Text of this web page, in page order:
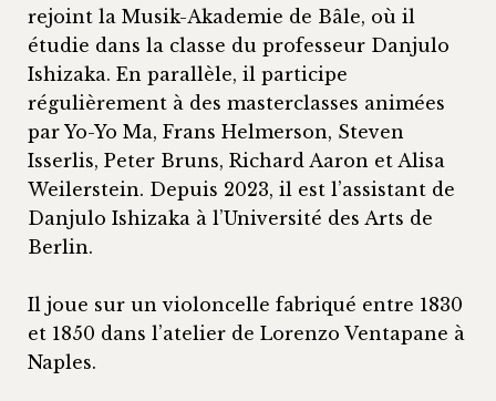
rejoint la Musik-Akademie de Bâle, où il
étudie dans la classe du professeur Danjulo
Ishizaka. En parallèle, il participe
régulièrement à des masterclasses animées
par Yo-Yo Ma, Frans Helmerson, Steven
Isserlis, Peter Bruns, Richard Aaron et Alisa
Weilerstein. Depuis 2023, il est l’assistant de
Danjulo Ishizaka à l’Université des Arts de
Berlin.
Il joue sur un violoncelle fabriqué entre 1830
et 1850 dans l’atelier de Lorenzo Ventapane à
Naples.